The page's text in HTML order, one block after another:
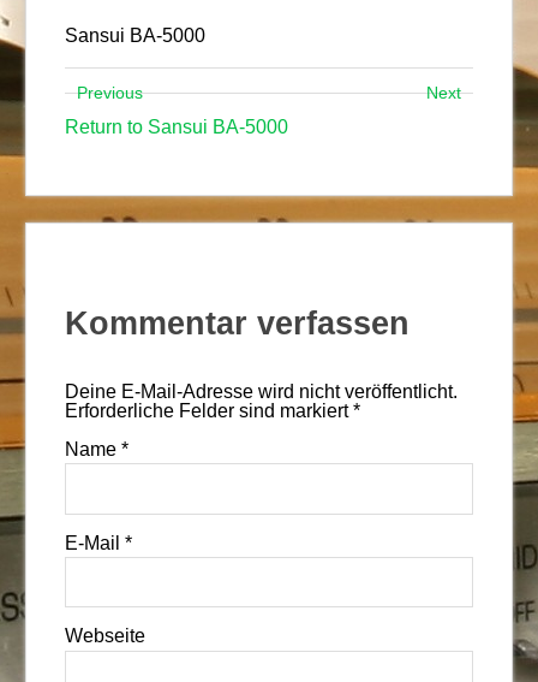
Sansui BA-5000
Previous Next
Return to Sansui BA-5000
Kommentar verfassen
Deine E-Mail-Adresse wird nicht veröffentlicht.
Erforderliche Felder sind markiert*
Name *
E-Mail *
Webseite